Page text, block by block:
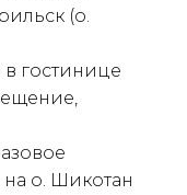
(о.
гостинице
о. Шикотан